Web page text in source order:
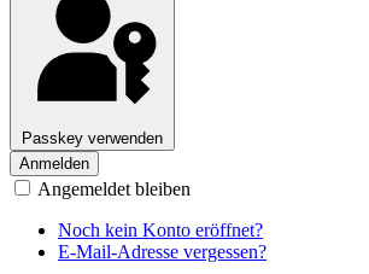
Passkey verwenden
Anmelden
Angemeldet bleiben
Noch kein Konto eröffnet?
E-Mail-Adresse vergessen?